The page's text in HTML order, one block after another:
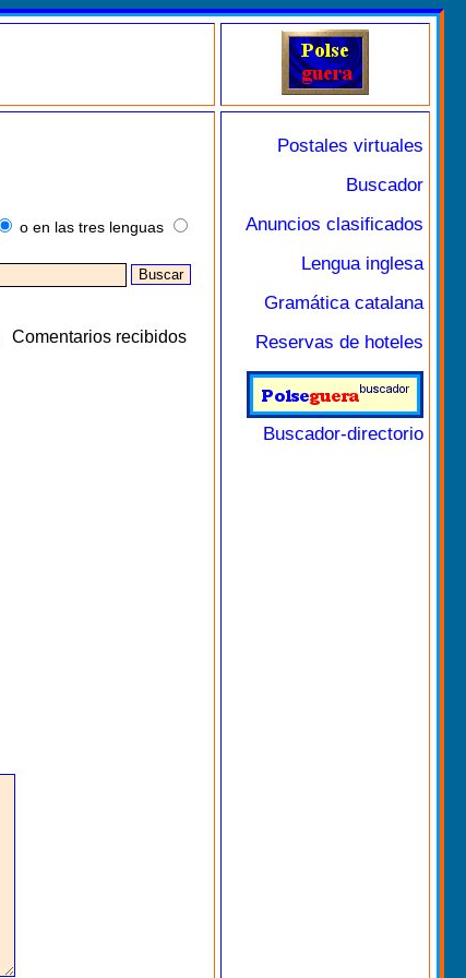
o en las tres lenguas
Comentarios recibidos
Postales virtuales
Buscador
Anuncios clasificados
Lengua inglesa
Gramática catalana
Reservas de hoteles
Buscador-directorio